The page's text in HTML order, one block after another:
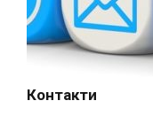
Контакти